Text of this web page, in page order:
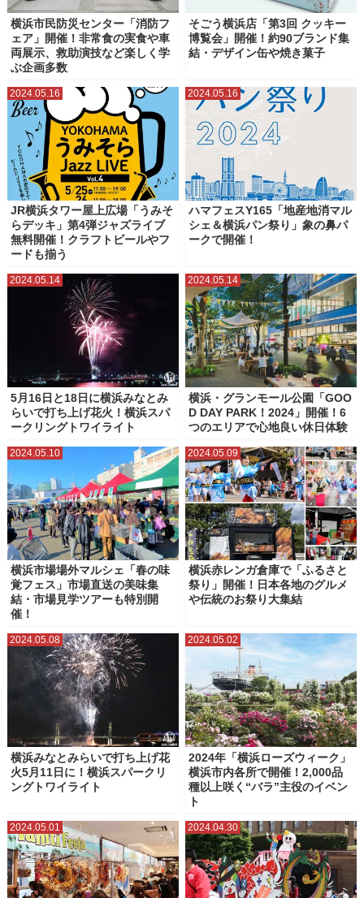
横浜市民防災センター「消防フ
ェア」開催！非常食の実食や車
両展示、救助演技など楽しく学
ぶ企画多数
そごう横浜店「第3回 クッキー
博覧会」開催！約90ブランド集
結・デザイン缶や焼き菓子
2024.05.16
JR横浜タワー屋上広場「うみそ
らデッキ」第4弾ジャズライブ
無料開催！クラフトビールやフ
ードも揃う
2024.05.16
ハマフェスY165「地産地消マル
シェ＆横浜パン祭り」象の鼻パ
ークで開催！
2024.05.14
5月16日と18日に横浜みなとみ
らいで打ち上げ花火！横浜スパ
ークリングトワイライト
2024.05.14
横浜・グランモール公園「GOO
D DAY PARK！2024」開催！6
つのエリアで心地良い休日体験
2024.05.10
横浜市場場外マルシェ「春の味
覚フェス」市場直送の美味集
結・市場見学ツアーも特別開
催！
2024.05.09
横浜赤レンガ倉庫で「ふるさと
祭り」開催！日本各地のグルメ
や伝統のお祭り大集結
2024.05.08
横浜みなとみらいで打ち上げ花
火5月11日に！横浜スパークリ
ングトワイライト
2024.05.02
2024年「横浜ローズウィーク」
横浜市内各所で開催！2,000品
種以上咲く“バラ”主役のイベン
ト
2024.05.01 2024.04.30